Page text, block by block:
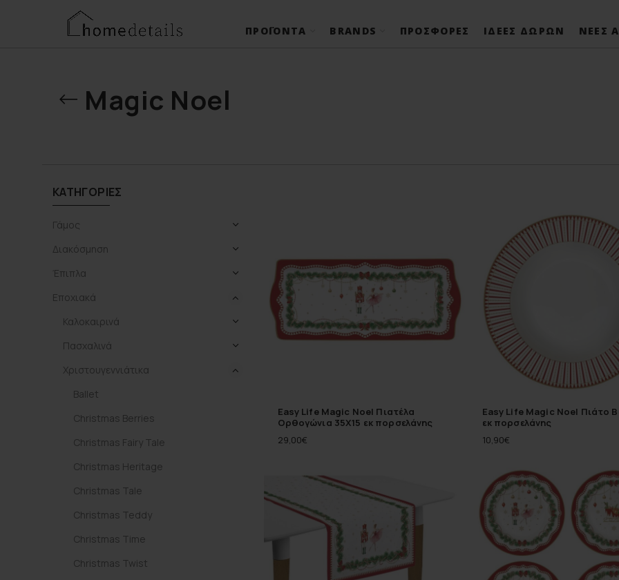
ΠΡΟΪΌΝΤΑ BRANDS ΠΡΟΣΦΟΡΈΣ ΙΔΈΕΣ ΔΏΡΩΝ ΝΈΕΣ
Magic Noel
ΚΑΤΗΓΟΡΊΕΣ
Γάμος
Διακόσμηση
Έπιπλα
Εποχιακά
Καλοκαιρινά
Πασχαλινά
Χριστουγεννιάτικα
Ballet
Christmas Berries
Christmas Fairy Tale
Christmas Heritage
Christmas Tale
Christmas Teddy
Christmas Time
Christmas Twist
Easy Life Magic Noel Πιατέλα
Ορθογώνια 35Χ15 εκ πορσελάνης
29,00€
Easy Life Magic Noel Πιάτο
εκ πορσελάνης
10,90€